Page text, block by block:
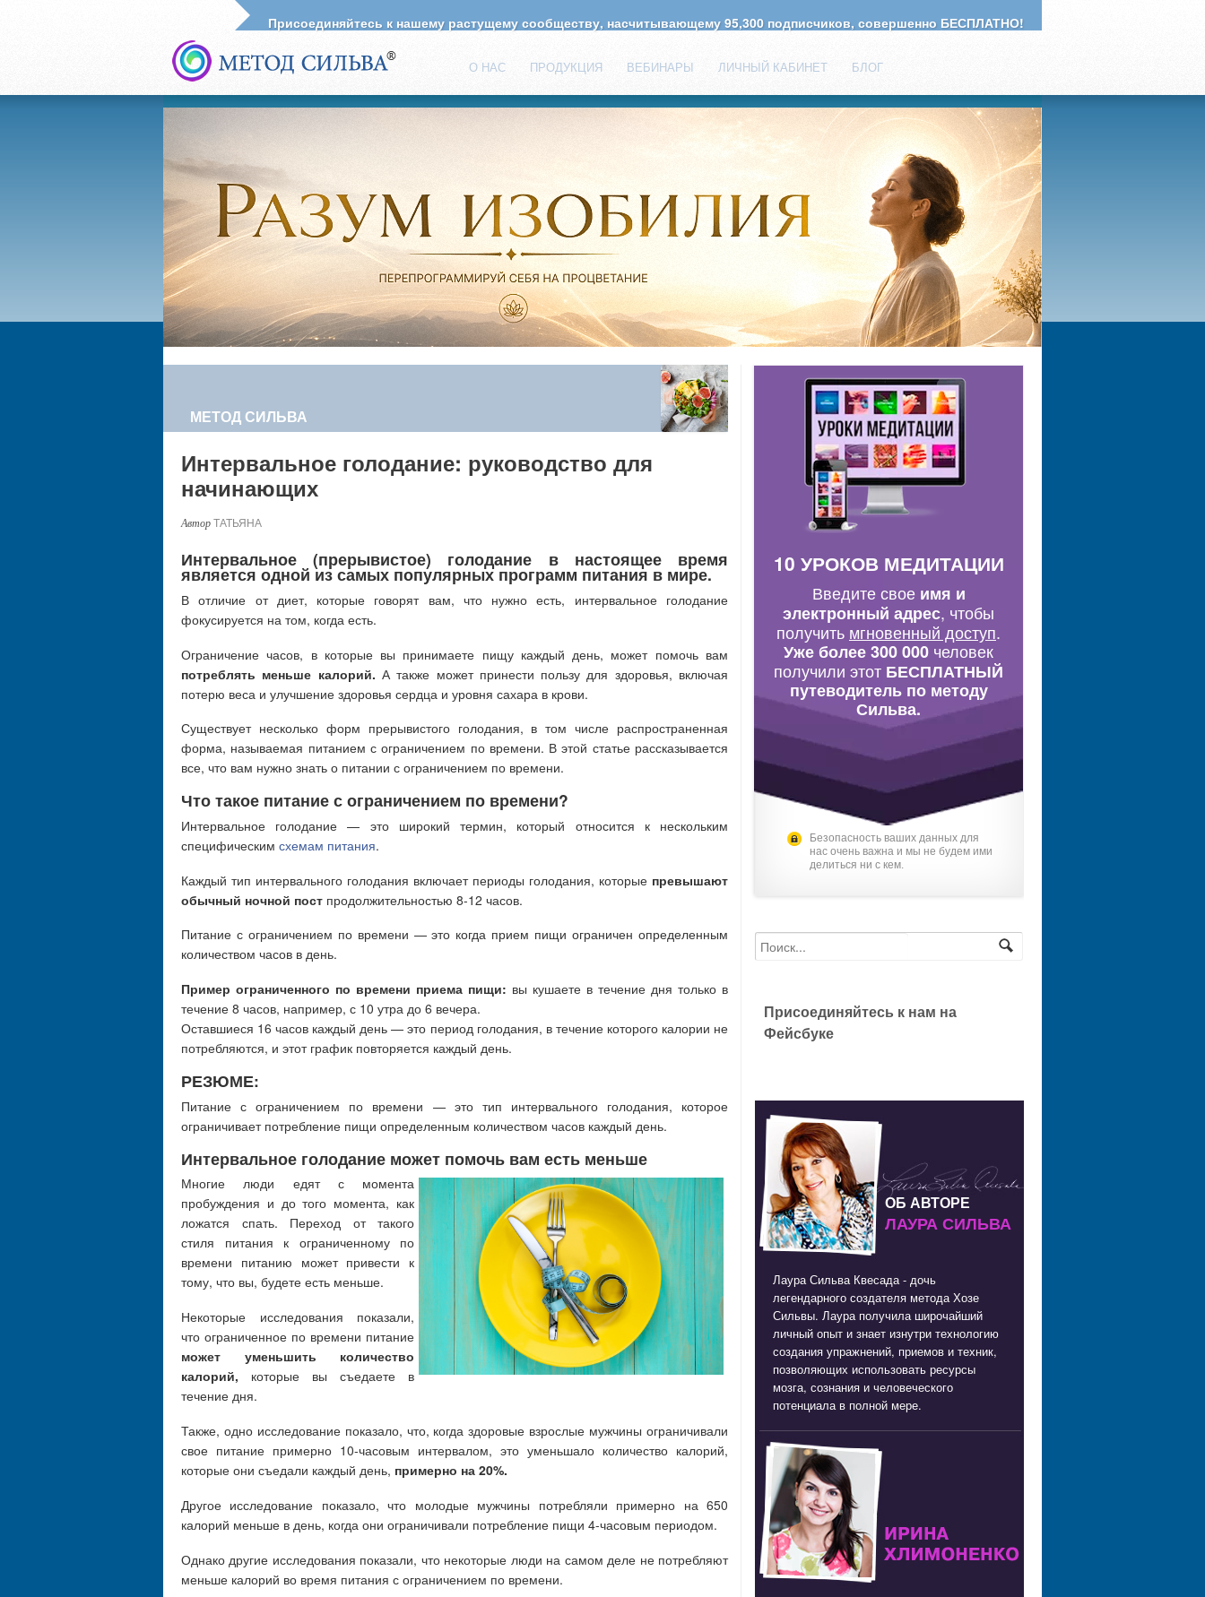
О НАС ПРОДУКЦИЯ ВЕБИНАРЫ ЛИЧНЫЙ КАБИНЕТ БЛОГ
Присоединяйтесь к нашему растущему сообществу, насчитывающему 95,300 подписчиков, совершенно БЕСПЛАТНО!
МЕТОД СИЛЬВА
Интервальное голодание: руководство для
начинающих
ТАТЬЯНА
Интервальное (прерывистое) голодание в настоящее время
является одной из самых популярных программ питания в мире.
В отличие от диет, которые говорят вам, что нужно есть, интервальное голодание
фокусируется на том, когда есть.
Ограничение часов, в которые вы принимаете пищу каждый день, может помочь вам
потреблять меньше калорий. А также может принести пользу для здоровья, включая
потерю веса и улучшение здоровья сердца и уровня сахара в крови.
Существует несколько форм прерывистого голодания, в том числе распространенная
форма, называемая питанием с ограничением по времени. В этой статье рассказывается
все, что вам нужно знать о питании с ограничением по времени.
Что такое питание с ограничением по времени?
Интервальное голодание — это широкий термин, который относится к нескольким
специфическим схемам питания.
Каждый тип интервального голодания включает периоды голодания, которые превышают
обычный ночной пост продолжительностью 8-12 часов.
Питание с ограничением по времени — это когда прием пищи ограничен определенным
количеством часов в день.
Пример ограниченного по времени приема пищи: вы кушаете в течение дня только в
течение 8 часов, например, с 10 утра до 6 вечера.
Оставшиеся 16 часов каждый день — это период голодания, в течение которого калории не
потребляются, и этот график повторяется каждый день.
РЕЗЮМЕ:
Питание с ограничением по времени — это тип интервального голодания, которое
ограничивает потребление пищи определенным количеством часов каждый день.
Интервальное голодание может помочь вам есть меньше
Многие люди едят с момента
пробуждения и до того момента, как
ложатся спать. Переход от такого
стиля питания к ограниченному по
времени питанию может привести к
тому, что вы, будете есть меньше.
Некоторые исследования показали,
что ограниченное по времени питание
может уменьшить количество
калорий, которые вы съедаете в
течение дня.
Также, одно исследование показало, что, когда здоровые взрослые мужчины ограничивали
свое питание примерно 10-часовым интервалом, это уменьшало количество калорий,
которые они съедали каждый день, примерно на 20%.
Другое исследование показало, что молодые мужчины потребляли примерно на 650
калорий меньше в день, когда они ограничивали потребление пищи 4-часовым периодом.
Однако другие исследования показали, что некоторые люди на самом деле не потребляют
меньше калорий во время питания с ограничением по времени.
10 УРОКОВ МЕДИТАЦИИ
Введите свое имя и
электронный адрес, чтобы
получить мгновенный доступ.
Уже более 300 000 человек
получили этот БЕСПЛАТНЫЙ
путеводитель по методу
Сильва.
Безопасность ваших данных для
нас очень важна и мы не будем ими
делиться ни с кем.
Присоединяйтесь к нам на
Фейсбуке
ОБ АВТОРЕ
ЛАУРА СИЛЬВА
Лаура Сильва Квесада - дочь
легендарного создателя метода Хозе
Сильвы. Лаура получила широчайший
личный опыт и знает изнутри технологию
создания упражнений, приемов и техник,
позволяющих использовать ресурсы
мозга, сознания и человеческого
потенциала в полной мере.